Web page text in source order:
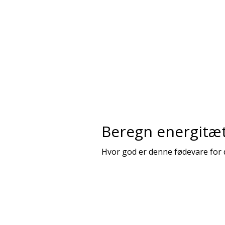
Beregn
Hvor god er denne fødevare for